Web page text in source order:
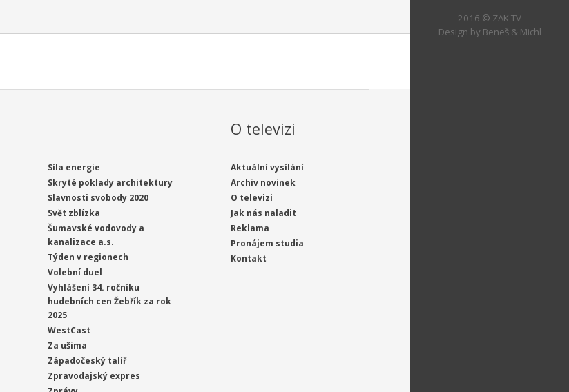
2016 © ZAK TV
Design by Beneš & Michl
Síla energie
Skryté poklady architektury
Slavnosti svobody 2020
Svět zblízka
Šumavské vodovody a
kanalizace a.s.
Týden v regionech
Volební duel
Vyhlášení 34. ročníku
hudebních cen Žebřík za rok
2025
WestCast
Za ušima
Západočeský talíř
Zpravodajský expres
O televizi
Aktuální vysílání
Archiv novinek
O televizi
Jak nás naladit
Reklama
Pronájem studia
Kontakt